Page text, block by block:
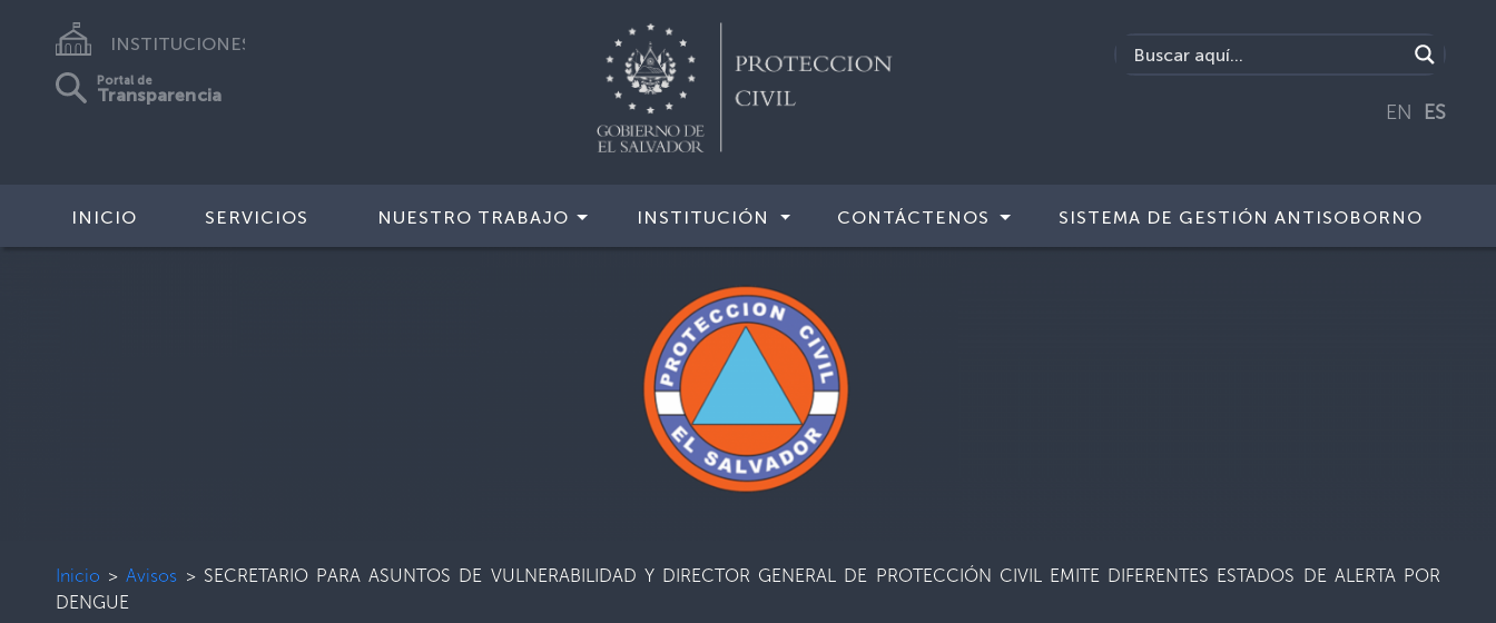
INSTITUCIONES
Portal de
Transparencia
EN ES
INICIO SERVICIOS NUESTRO TRABAJO INSTITUCIÓN CONTÁCTENOS SISTEMA DE GESTIÓN ANTISOBORNO
Inicio >Avisos > SECRETARIO PARA ASUNTOS DE VULNERABILIDAD Y DIRECTOR GENERAL DE PROTECCIÓN CIVIL EMITE DIFERENTES ESTADOS DE ALERTA POR
DENGUE